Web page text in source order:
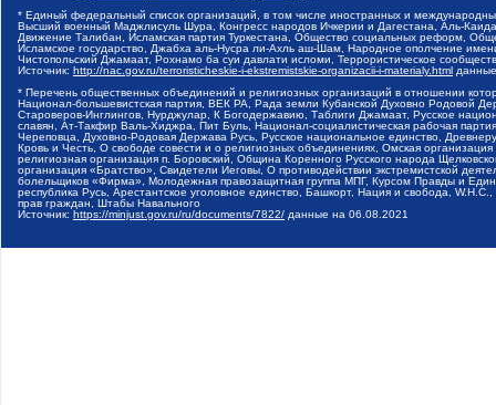
* Единый федеральный список организаций, в том числе иностранных и
Высший военный Маджлисуль Шура, Конгресс народов Ичкерии и Дагестана, Аль-
Движение Талибан, Исламская партия Туркестана, Общество социальных реформ,
Исламское государство, Джабха аль-Нусра ли-Ахль аш-Шам, Народное ополчение
Чистопольский Джамаат, Рохнамо ба суи давлати исломи, Террористическое
Источник: http://nac.gov.ru/terroristicheskie-i-ekstremistskie-organizacii-i-materialy.html
* Перечень общественных объединений и религиозных организаций в отношении
Национал-большевистская партия, ВЕК РА, Рада земли Кубанской Духовно Родовой
Староверов-Инглингов, Нурджулар, К Богодержавию, Таблиги Джамаат, Русское
славян, Ат-Такфир Валь-Хиджра, Пит Буль, Национал-социалистическая рабочая
Череповца, Духовно-Родовая Держава Русь, Русское национальное единство,
Кровь и Честь, О свободе совести и о религиозных объединениях, Омская
религиозная организация п. Боровский, Община Коренного Русского народа
организация «Братство», Свидетели Иеговы, О противодействии экстремистской
болельщиков «Фирма», Молодежная правозащитная группа МПГ, Курсом Правды и
республика Русь, Арестантское уголовное единство, Башкорт, Нация и свобода,
прав граждан, Штабы Навального
Источник: https://minjust.gov.ru/ru/documents/7822/ данные на 06.08.2021